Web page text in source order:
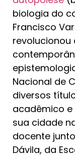
biologia do
Francisco
revolucionou
Nacional de
diversos
acadêmico e
sua cidade
docente
Dávila, da